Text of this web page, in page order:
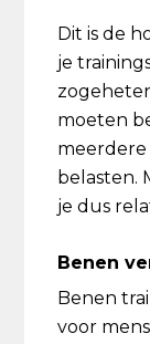
Dit is de
je
moeten
meerdere
belasten.
je dus
Benen
Benen
voor